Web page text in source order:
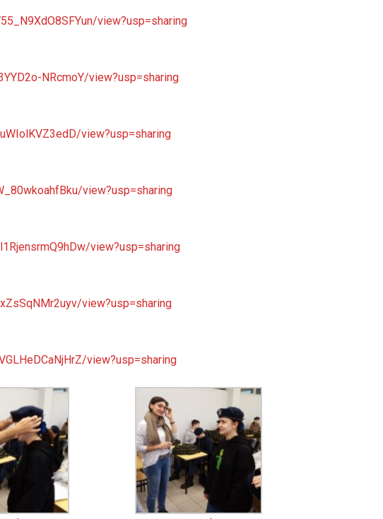
view?usp=sharing
NRcmoY/view?usp=sharing
view?usp=sharing
view?usp=sharing
view?usp=sharing
view?usp=sharing
view?usp=sharing